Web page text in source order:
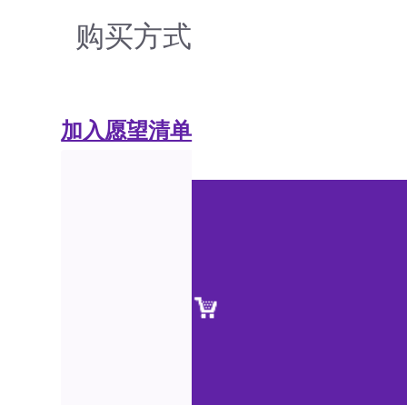
购买方式
加入愿望清单